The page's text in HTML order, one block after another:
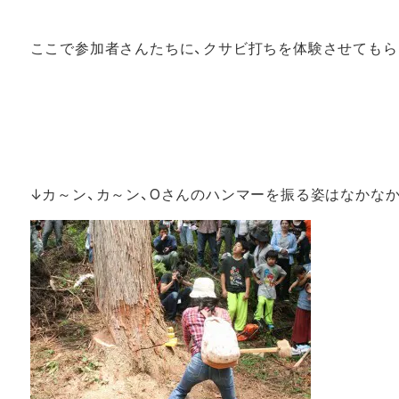
ここで参加者さんたちに、クサビ打ちを体験させてもら
↓カ～ン、カ～ン、Oさんのハンマーを振る姿はなかな